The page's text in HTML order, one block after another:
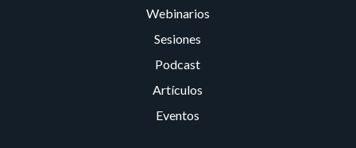
Webinarios
Sesiones
Podcast
Artículos
Eventos